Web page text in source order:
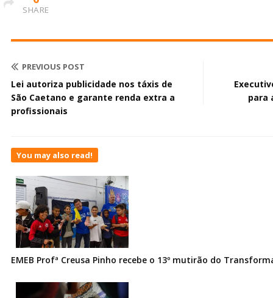
SHARE
PREVIOUS POST
Lei autoriza publicidade nos táxis de
São Caetano e garante renda extra a
profissionais
para
You may also read!
EMEB Profª Creusa Pinho recebe o 13º mutirão do